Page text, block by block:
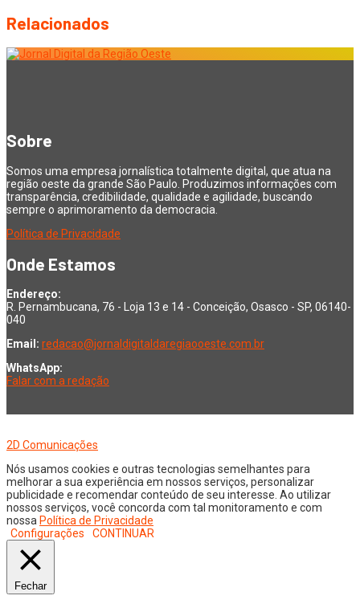
Relacionados
Sobre
Somos uma empresa jornalística totalmente digital, que atua na
região oeste da grande São Paulo. Produzimos informações com
transparência, credibilidade, qualidade e agilidade, buscando
sempre o aprimoramento da democracia.
Política de Privacidade
Onde Estamos
Endereço:
R. Pernambucana, 76 - Loja 13 e 14 - Conceição, Osasco - SP, 06140-
040
Email: redacao@jornaldigitaldaregiaooeste.com.br
WhatsApp:
Falar com a redação
2D Comunicações
Nós usamos cookies e outras tecnologias semelhantes para
melhorar a sua experiência em nossos serviços, personalizar
publicidade e recomendar conteúdo de seu interesse. Ao utilizar
nossos serviços, você concorda com tal monitoramento e com
nossa Política de Privacidade
Configurações
CONTINUAR
Fechar